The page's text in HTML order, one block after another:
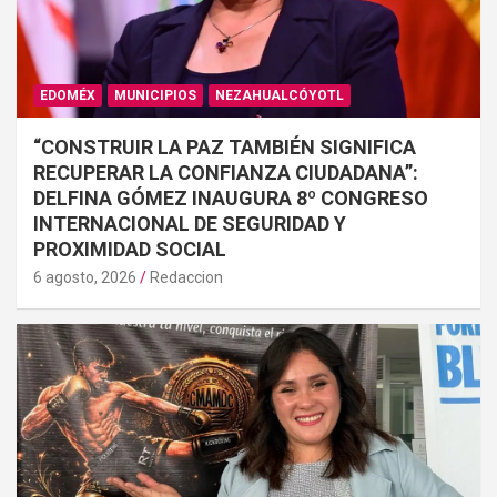
EDOMÉX MUNICIPIOS NEZAHUALCÓYOTL
“CONSTRUIR LA PAZ TAMBIÉN SIGNIFICA
RECUPERAR LA CONFIANZA CIUDADANA”:
DELFINA GÓMEZ INAUGURA 8º CONGRESO
INTERNACIONAL DE SEGURIDAD Y
PROXIMIDAD SOCIAL
6 agosto, 2026 Redaccion